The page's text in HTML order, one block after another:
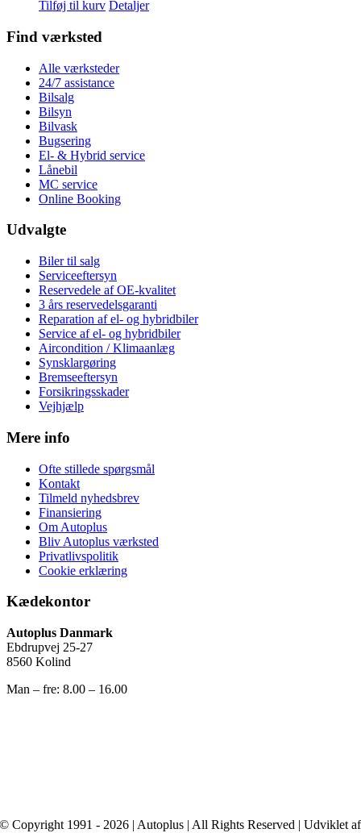
Tilføj til kurv Detaljer
Find værksted
Alle værksteder
24/7 assistance
Bilsalg
Bilsyn
Bilvask
Bugsering
El- & Hybrid service
Lånebil
MC service
Online Booking
Udvalgte
Biler til salg
Serviceeftersyn
Reservedele af OE-kvalitet
3 års reservedelsgaranti
Reparation af el- og hybridbiler
Service af el- og hybridbiler
Aircondition / Klimaanlæg
Synsklargøring
Bremseeftersyn
Forsikringsskader
Vejhjælp
Mere info
Ofte stillede spørgsmål
Kontakt
Tilmeld nyhedsbrev
Finansiering
Om Autoplus
Bliv Autoplus værksted
Privatlivspolitik
Cookie erklæring
Kædekontor
Autoplus Danmark
Ebdrupvej 25-27
8560 Kolind
Man – fre: 8.00 – 16.00
© Copyright 1991 - 2026 | Autoplus | All Rights Reserved | Udviklet af